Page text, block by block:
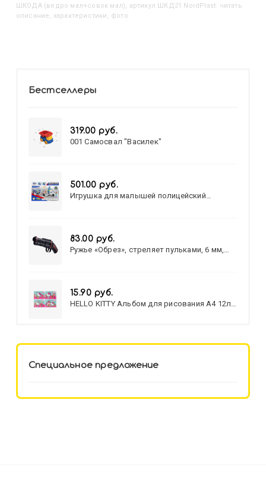
ШКОДА (ведро мал+совок мал), артикул ШКД21 NordPlast: читать
описание, характеристики, фото
Бестселлеры
319.00 руб.
001 Самосвал "Василек"
501.00 руб.
Игрушка для малышей полицейский
83.00 руб.
Ружье «Обрез», стреляет пульками, 6 мм,
15.90 руб.
HELLO KITTY Альбом для рисования А4 12л.
Специальное предложение